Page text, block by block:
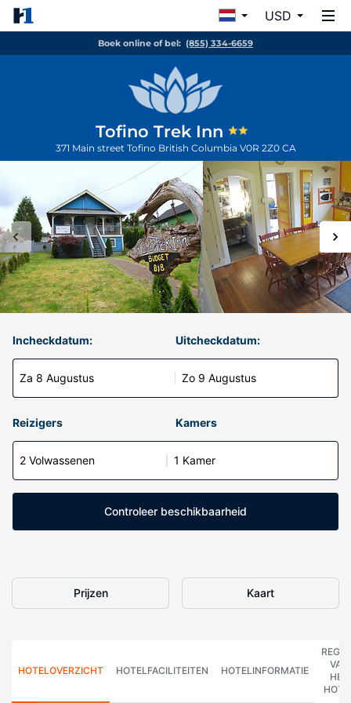
USD
Boek online of bel: (855) 334-6659
Tofino Trek Inn
371 Main street Tofino British Columbia V0R 2Z0 CA
Incheckdatum:
Za 8 Augustus
Uitcheckdatum:
Zo 9 Augustus
Reizigers Kamers
2 Volwassenen 1 Kamer
Controleer beschikbaarheid
Prijzen Kaart
HOTELOVERZICHT HOTELFACILITEITEN HOTELINFORMATIE
VAN
HET